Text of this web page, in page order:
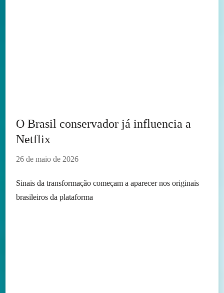
O Brasil conservador já influencia a
Netflix
26 de maio de 2026
Sinais da transformação começam a aparecer nos originais
brasileiros da plataforma